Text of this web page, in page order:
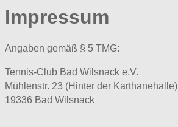
Impressum
Angaben gemäß § 5 TMG:
Tennis-Club Bad Wilsnack e.V.
Mühlenstr. 23 (Hinter der Karthanehalle)
19336 Bad Wilsnack